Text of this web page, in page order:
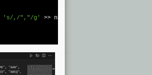
's/,/","/g'